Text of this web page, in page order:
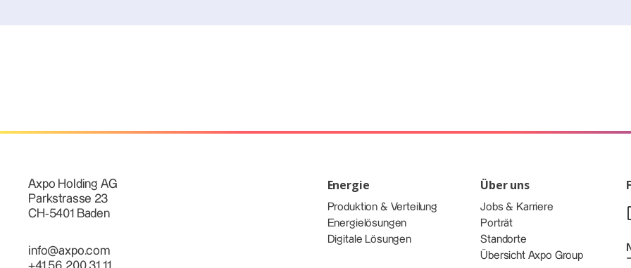
Axpo Holding AG
Parkstrasse 23
CH-5401 Baden
info@axpo.com
+41 56 200 31 11
Energie
Produktion & Verteilung
Energielösungen
Digitale Lösungen
Über uns
Jobs & Karriere
Porträt
Standorte
Übersicht Axpo Group